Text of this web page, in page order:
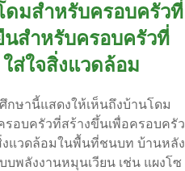
ดมสำหรับครอบครัวที่
นสำหรับครอบครัวที่
ใส่ใจสิ่งแวดล้อม
กษานี้แสดงให้เห็นถึงบ้านโดม
รอบครัวที่สร้างขึ้นเพื่อครอบครัว
งแวดล้อมในพื้นที่ชนบท บ้านหลัง
บพลังงานหมุนเวียน เช่น แผงโซ